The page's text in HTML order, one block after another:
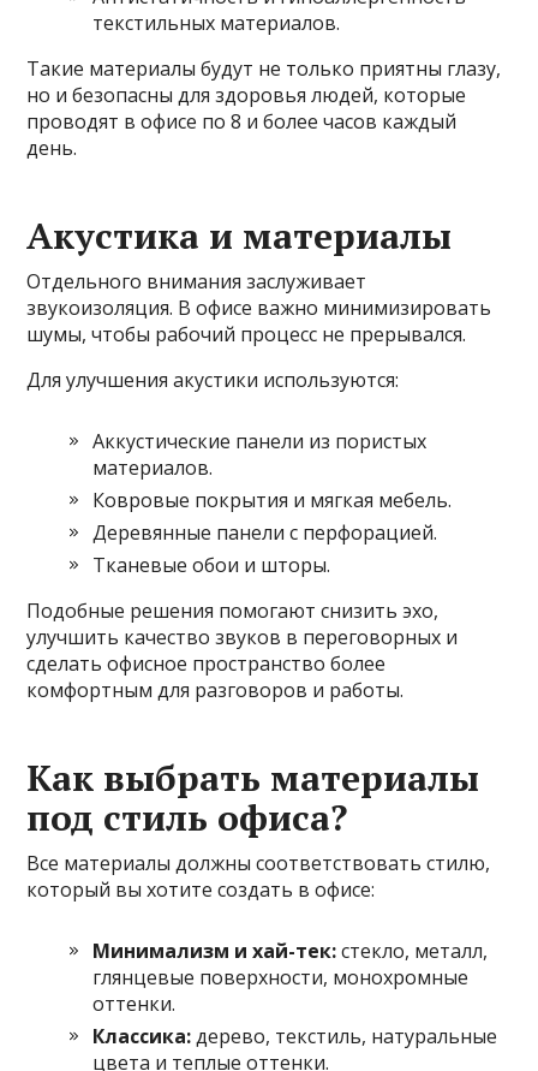
текстильных материалов.
Такие материалы будут не только приятны глазу,
но и безопасны для здоровья людей, которые
проводят в офисе по 8 и более часов каждый
день.
Акустика и материалы
Отдельного внимания заслуживает
звукоизоляция. В офисе важно минимизировать
шумы, чтобы рабочий процесс не прерывался.
Для улучшения акустики используются:
Аккустические панели из пористых
материалов.
Ковровые покрытия и мягкая мебель.
Деревянные панели с перфорацией.
Тканевые обои и шторы.
Подобные решения помогают снизить эхо,
улучшить качество звуков в переговорных и
сделать офисное пространство более
комфортным для разговоров и работы.
Как выбрать материалы
под стиль офиса?
Все материалы должны соответствовать стилю,
который вы хотите создать в офисе:
Минимализм и хай-тек:стекло, металл,
глянцевые поверхности, монохромные
оттенки.
Классика:дерево, текстиль, натуральные
цвета и теплые оттенки.